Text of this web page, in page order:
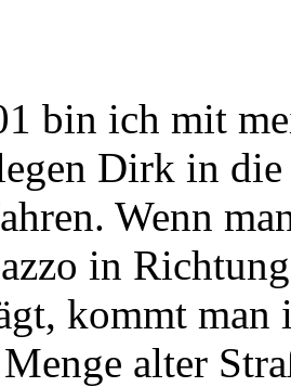
bin ich mit
Dirk in die
Wenn
in
kommt man
alter